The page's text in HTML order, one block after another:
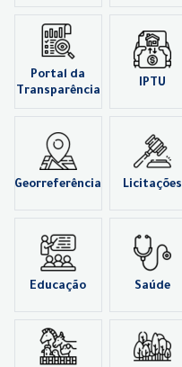
Portal da
Transparência
IPTU
Georreferência Licitações
Educação Saúde